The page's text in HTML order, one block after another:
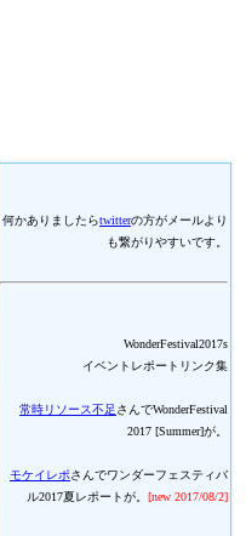
何かありましたらtwitterの方がメールより
も繋がりやすいです。
WonderFestival2017s
イベントレポートリンク集
常時リソース不足さんでWonderFestival
2017 [Summer]が。
モケイレポさんでワンダーフェスティバ
ル2017夏レポートが。 [new 2017/08/2]